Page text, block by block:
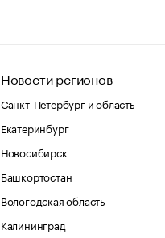
Новости регионов
Санкт-Петербург и область
Екатеринбург
Новосибирск
Башкортостан
Вологодская область
Калининград